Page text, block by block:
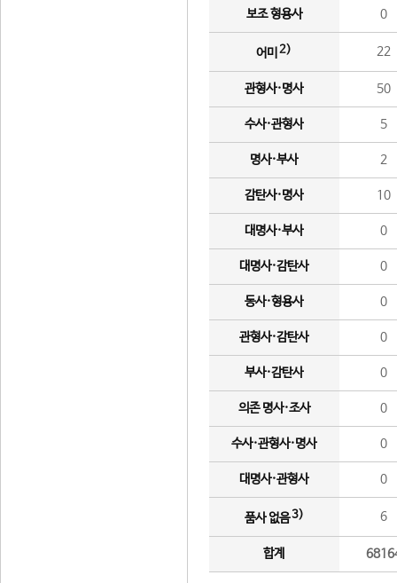
보조 형용사 0
어미 2) 22
관형사·명사 50
수사·관형사 5
명사·부사 2
감탄사·명사 10
대명사·부사 0
대명사·감탄사 0
동사·형용사 0
관형사·감탄사 0
부사·감탄사 0
의존 명사·조사 0
수사·관형사·명사 0
대명사·관형사 0
품사 없음3) 6
합계